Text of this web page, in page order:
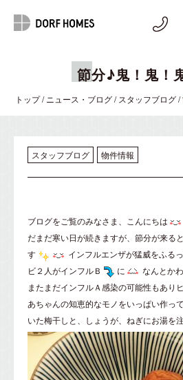
節分♪鬼！鬼！
トップ/ ニュース・ブログ/ スタッフブログ/
スタッフブログ 物件情報
ブログをご覧のみなさま、こんにちは
だまだ寒い日が続きますが、節分が来る
す
インフルエンザが猛威をふる
ビ２人がインフルＢ
に
なんとか
またまだインフルＡ感染の可能性もあり
あちゃんの知恵的なモノをいっぱい作っ
いた梅干しと、しょうが、ねぎにお湯を